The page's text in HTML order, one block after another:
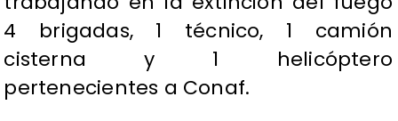
4 brigadas, 1 técnico, 1 camión
cisterna y 1 helicóptero
pertenecientes a Conaf.